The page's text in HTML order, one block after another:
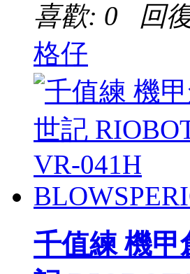
喜歡: 0 回
格仔
千值練 機甲